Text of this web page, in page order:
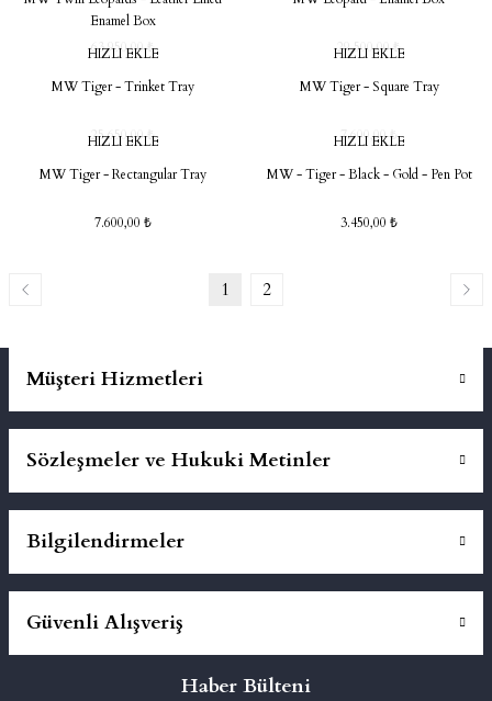
Enamel Box
63.950,00 ₺
29.500,00 ₺
HIZLI EKLE
MW Tiger - Trinket Tray
25.650,00 ₺
HIZLI EKLE
MW Tiger - Square Tray
7.600,00 ₺
HIZLI EKLE
MW Tiger - Rectangular Tray
7.600,00 ₺
HIZLI EKLE
MW - Tiger - Black - Gold - Pen Pot
3.450,00 ₺
1 2
Müşteri Hizmetleri
Sözleşmeler ve Hukuki Metinler
Bilgilendirmeler
Güvenli Alışveriş
Haber Bülteni